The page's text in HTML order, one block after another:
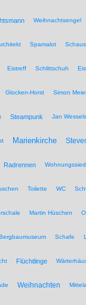
Weihnachtsengel
Spamalot
Eistreff Schlittschuh
Glocken-Horst Simon
Steampunk Jan Wessels
Marienkirche
Radrennen
Toilette WC
Martin Hüschen
Schafe
Flüchtlinge
Weihnachten